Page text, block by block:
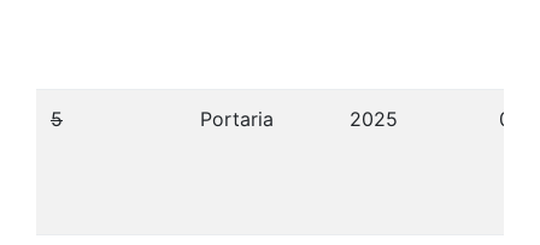
5 Portaria 2025 09/